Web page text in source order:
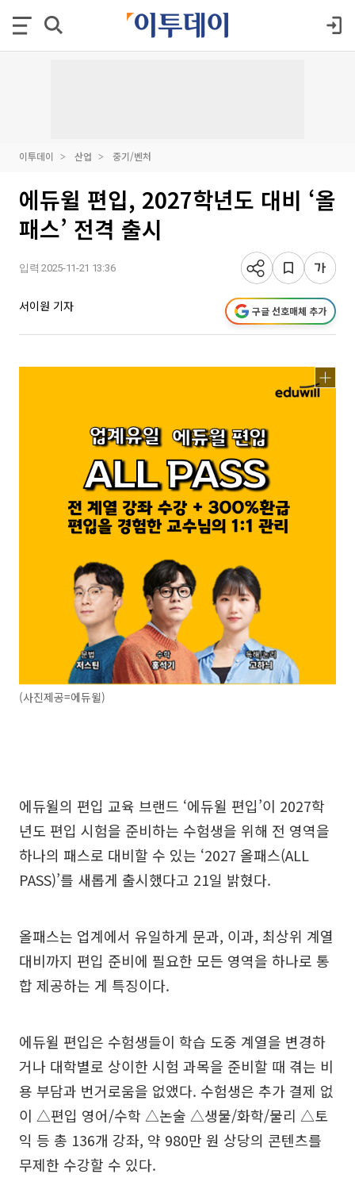
이투데이 산업 중기/벤처
에듀윌 편입, 2027학년도 대비 ‘올
패스’ 전격 출시
입력 2025-11-21 13:36
서이원 기자 구글 선호매체 추가
(사진제공=에듀윌)
에듀윌의 편입 교육 브랜드 ‘에듀윌 편입’이 2027학
년도 편입 시험을 준비하는 수험생을 위해 전 영역을
하나의 패스로 대비할 수 있는 ‘2027 올패스(ALL
PASS)’를 새롭게 출시했다고 21일 밝혔다.
올패스는 업계에서 유일하게 문과, 이과, 최상위 계열
대비까지 편입 준비에 필요한 모든 영역을 하나로 통
합 제공하는 게 특징이다.
에듀윌 편입은 수험생들이 학습 도중 계열을 변경하
거나 대학별로 상이한 시험 과목을 준비할 때 겪는 비
용 부담과 번거로움을 없앴다. 수험생은 추가 결제 없
이 △편입 영어/수학 △논술 △생물/화학/물리 △토
익 등 총 136개 강좌, 약 980만 원 상당의 콘텐츠를
무제한 수강할 수 있다.